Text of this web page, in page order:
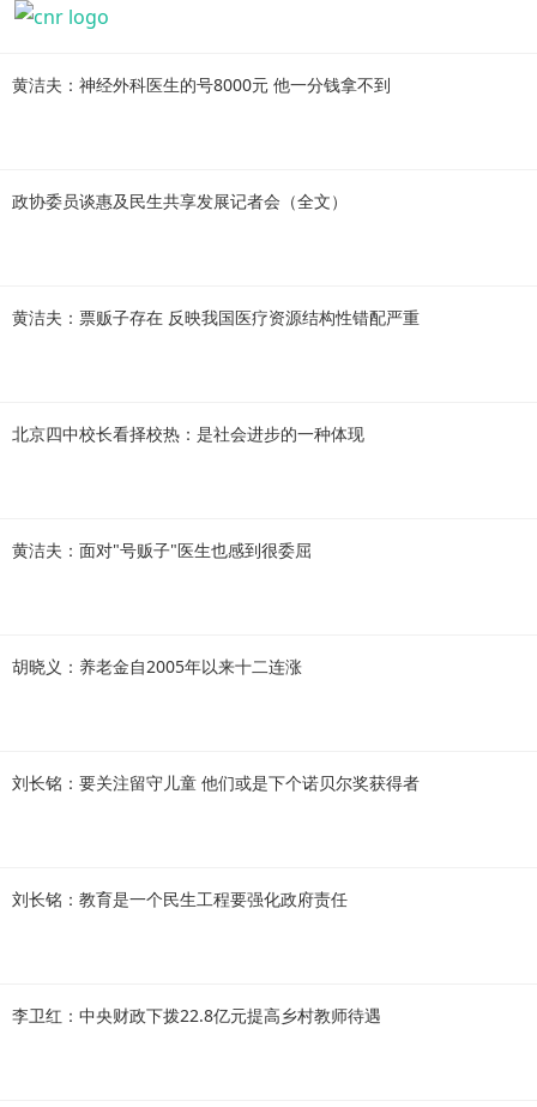
黄洁夫：神经外科医生的号8000元 他一分钱拿不到
政协委员谈惠及民生共享发展记者会（全文）
黄洁夫：票贩子存在 反映我国医疗资源结构性错配严重
北京四中校长看择校热：是社会进步的一种体现
黄洁夫：面对"号贩子"医生也感到很委屈
胡晓义：养老金自2005年以来十二连涨
刘长铭：要关注留守儿童 他们或是下个诺贝尔奖获得者
刘长铭：教育是一个民生工程要强化政府责任
李卫红：中央财政下拨22.8亿元提高乡村教师待遇